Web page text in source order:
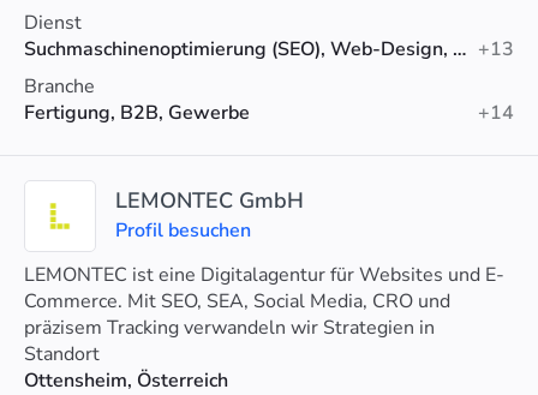
Dienst
Suchmaschinenoptimierung (SEO), Web-Design, Webentwicklung +13
Branche
Fertigung, B2B, Gewerbe
+14
LEMONTEC GmbH
Profil besuchen
LEMONTEC ist eine Digitalagentur für Websites und E-
Commerce. Mit SEO, SEA, Social Media, CRO und
präzisem Tracking verwandeln wir Strategien in
messbares Wachstum.
Standort
Ottensheim, Österreich